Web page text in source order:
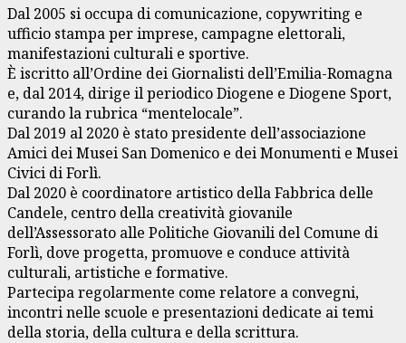
Dal 2005 si occupa di comunicazione, copywriting e
ufficio stampa per imprese, campagne elettorali,
manifestazioni culturali e sportive.
È iscritto all’Ordine dei Giornalisti dell’Emilia-Romagna
e, dal 2014, dirige il periodico Diogene e Diogene Sport,
curando la rubrica “mentelocale”.
Dal 2019 al 2020 è stato presidente dell’associazione
Amici dei Musei San Domenico e dei Monumenti e Musei
Civici di Forlì.
Dal 2020 è coordinatore artistico della Fabbrica delle
Candele, centro della creatività giovanile
dell’Assessorato alle Politiche Giovanili del Comune di
Forlì, dove progetta, promuove e conduce attività
culturali, artistiche e formative.
Partecipa regolarmente come relatore a convegni,
incontri nelle scuole e presentazioni dedicate ai temi
della storia, della cultura e della scrittura.